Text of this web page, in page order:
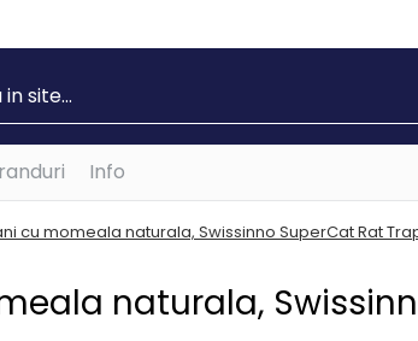
Info
cu momeala naturala, Swissinno SuperCat Rat
naturala,